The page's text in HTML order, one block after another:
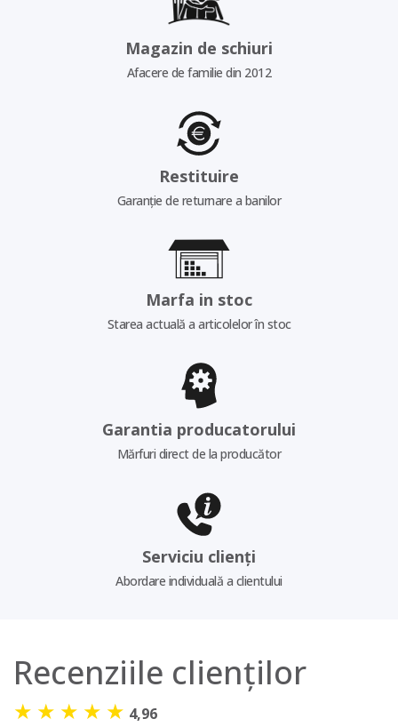
Magazin de schiuri
Afacere de familie din 2012
Restituire
Garanție de returnare a banilor
Marfa in stoc
Starea actuală a articolelor în stoc
Garantia producatorului
Mărfuri direct de la producător
Serviciu clienți
Abordare individuală a clientului
Recenziile clienților
★ ★ ★ ★ ★ 4,96